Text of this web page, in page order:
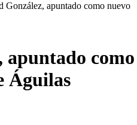
González, apuntado como nuevo
apuntado como
Águilas